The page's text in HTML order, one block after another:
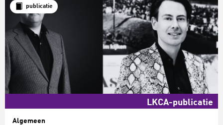
publicatie
LKCA-publicatie
Algemeen